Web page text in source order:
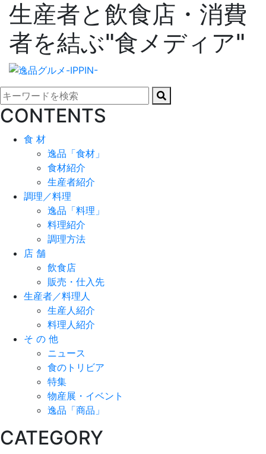
生産者と飲食店・消費
者を結ぶ"食メディア"
CONTENTS
食 材
逸品「食材」
食材紹介
生産者紹介
調理／料理
逸品「料理」
料理紹介
調理方法
店 舗
飲食店
販売・仕入先
生産者／料理人
生産人紹介
料理人紹介
そ の 他
ニュース
食のトリビア
特集
物産展・イベント
逸品「商品」
CATEGORY